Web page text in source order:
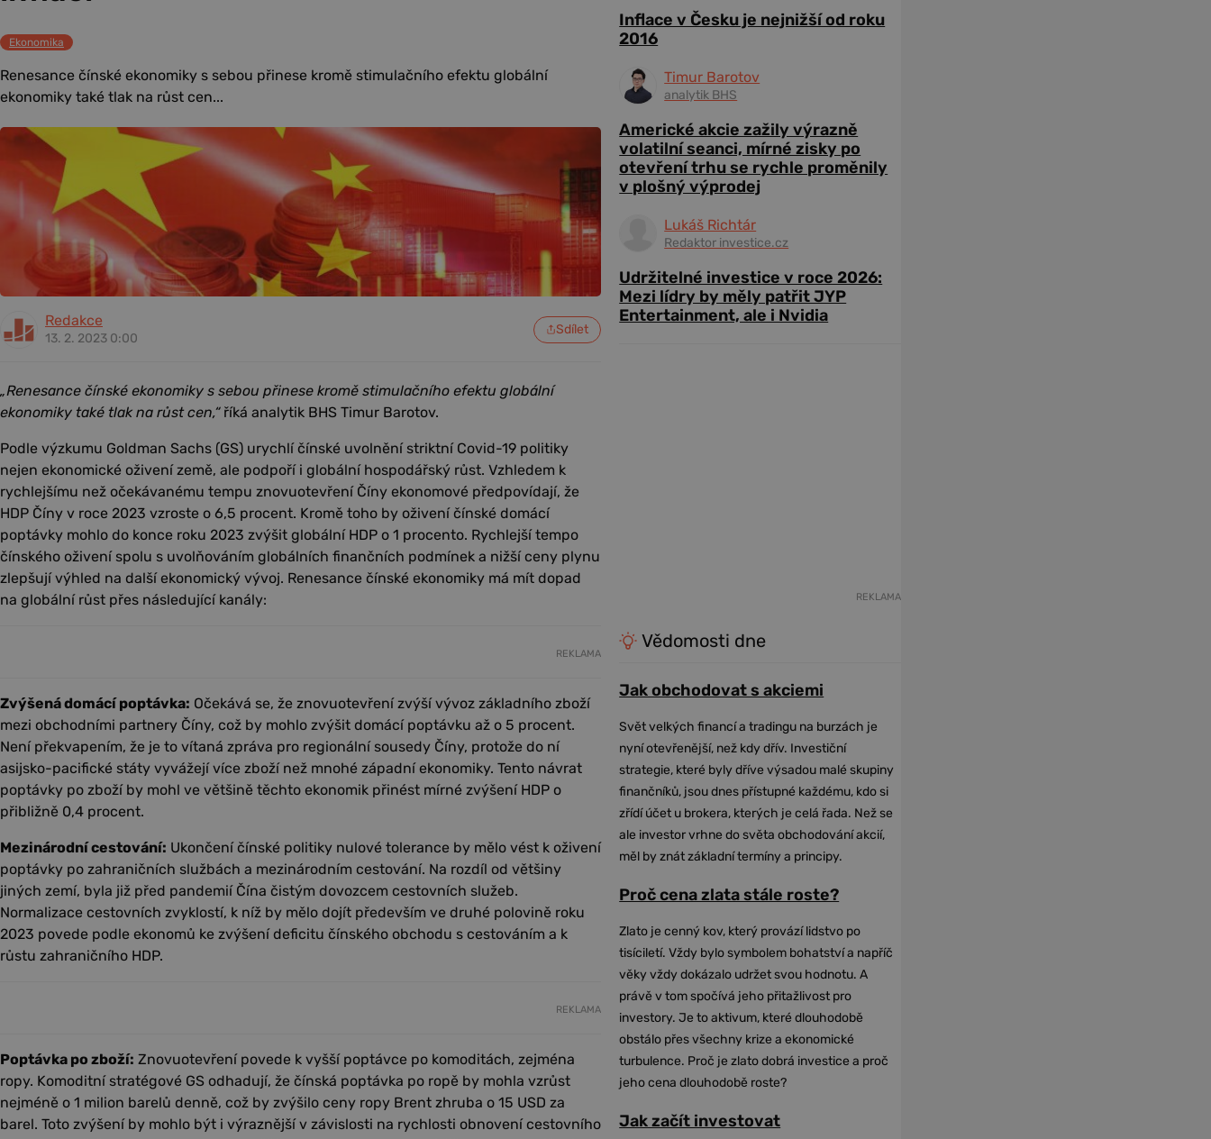
Ekonomika
Renesance čínské ekonomiky s sebou přinese kromě stimulačního efektu globální
ekonomiky také tlak na růst cen...
Redakce
13. 2. 2023 0:00
Sdílet
„Renesance čínské ekonomiky s sebou přinese kromě stimulačního efektu globální
ekonomiky také tlak na růst cen,“říká analytik BHS Timur Barotov.
Podle výzkumu Goldman Sachs (GS) urychlí čínské uvolnění striktní Covid-19 politiky
nejen ekonomické oživení země, ale podpoří i globální hospodářský růst. Vzhledem k
rychlejšímu než očekávanému tempu znovuotevření Číny ekonomové předpovídají, že
HDP Číny v roce 2023 vzroste o 6,5 procent. Kromě toho by oživení čínské domácí
poptávky mohlo do konce roku 2023 zvýšit globální HDP o 1 procento. Rychlejší tempo
čínského oživení spolu s uvolňováním globálních finančních podmínek a nižší ceny plynu
zlepšují výhled na další ekonomický vývoj. Renesance čínské ekonomiky má mít dopad
na globální růst přes následující kanály:
REKLAMA
Zvýšená domácí poptávka: Očekává se, že znovuotevření zvýší vývoz základního zboží
mezi obchodními partnery Číny, což by mohlo zvýšit domácí poptávku až o 5 procent.
Není překvapením, že je to vítaná zpráva pro regionální sousedy Číny, protože do ní
asijsko-pacifické státy vyvážejí více zboží než mnohé západní ekonomiky. Tento návrat
poptávky po zboží by mohl ve většině těchto ekonomik přinést mírné zvýšení HDP o
přibližně 0,4 procent.
Mezinárodní cestování: Ukončení čínské politiky nulové tolerance by mělo vést k oživení
poptávky po zahraničních službách a mezinárodním cestování. Na rozdíl od většiny
jiných zemí, byla již před pandemií Čína čistým dovozcem cestovních služeb.
Normalizace cestovních zvyklostí, k níž by mělo dojít především ve druhé polovině roku
2023 povede podle ekonomů ke zvýšení deficitu čínského obchodu s cestováním a k
růstu zahraničního HDP.
REKLAMA
Poptávka po zboží: Znovuotevření povede k vyšší poptávce po komoditách, zejména
ropy. Komoditní stratégové GS odhadují, že čínská poptávka po ropě by mohla vzrůst
nejméně o 1 milion barelů denně, což by zvýšilo ceny ropy Brent zhruba o 15 USD za
barel. Toto zvýšení by mohlo být i výraznější v závislosti na rychlosti obnovení cestovního
Inflace v Česku je nejnižší od roku
2016
Timur Barotov
analytik BHS
Americké akcie zažily výrazně
volatilní seanci, mírné zisky po
otevření trhu se rychle proměnily
v plošný výprodej
Lukáš Richtár
Redaktor investice.cz
Udržitelné investice v roce 2026:
Mezi lídry by měly patřit JYP
Entertainment, ale i Nvidia
REKLAMA
Vědomosti dne
Jak obchodovat s akciemi
Svět velkých financí a tradingu na burzách je
nyní otevřenější, než kdy dřív. Investiční
strategie, které byly dříve výsadou malé skupiny
finančníků, jsou dnes přístupné každému, kdo si
zřídí účet u brokera, kterých je celá řada. Než se
ale investor vrhne do světa obchodování akcií,
měl by znát základní termíny a principy.
Proč cena zlata stále roste?
Zlato je cenný kov, který provází lidstvo po
tisíciletí. Vždy bylo symbolem bohatství a napříč
věky vždy dokázalo udržet svou hodnotu. A
právě v tom spočívá jeho přitažlivost pro
investory. Je to aktivum, které dlouhodobě
obstálo přes všechny krize a ekonomické
turbulence. Proč je zlato dobrá investice a proč
jeho cena dlouhodobě roste?
Jak začít investovat